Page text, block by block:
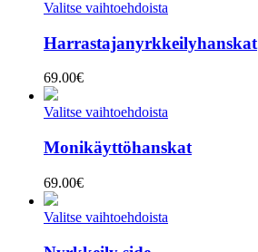
Valitse vaihtoehdoista
Harrastajanyrkkeilyhanskat
69.00€
Valitse vaihtoehdoista
Monikäyttöhanskat
69.00€
Valitse vaihtoehdoista